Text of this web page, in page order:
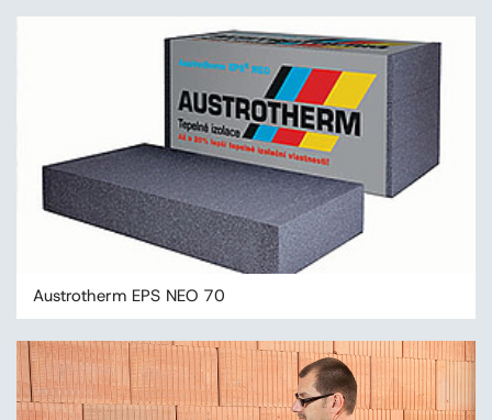
Austrotherm EPS NEO 70